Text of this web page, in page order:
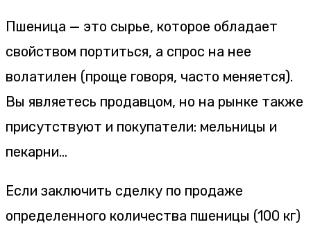
Пшеница — это сырье, которое обладает
свойством портиться, а спрос на нее
волатилен (проще говоря, часто меняется).
Вы являетесь продавцом, но на рынке также
присутствуют и покупатели: мельницы и
пекарни…
Если заключить сделку по продаже
определенного количества пшеницы (100 кг)